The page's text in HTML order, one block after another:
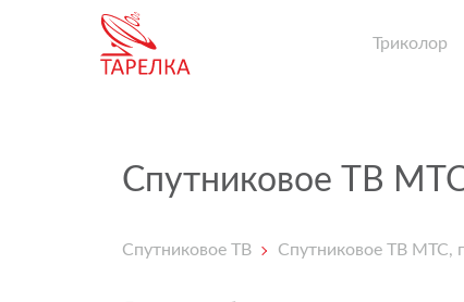
Триколор
Спутниковое ТВ
Спутниковое ТВ Спутниковое ТВ МТС,